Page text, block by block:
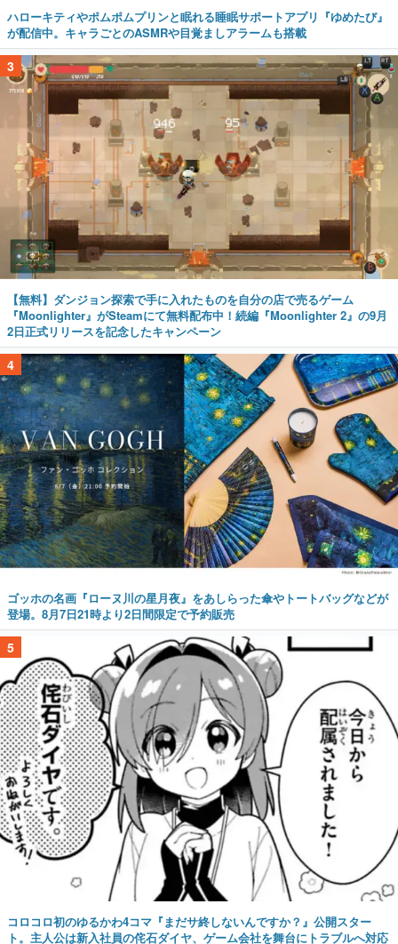
ハローキティやポムポムプリンと眠れる睡眠サポートアプリ『ゆめたび』
が配信中。キャラごとのASMRや目覚ましアラームも搭載
3
【無料】ダンジョン探索で手に入れたものを自分の店で売るゲーム
『Moonlighter』がSteamにて無料配布中！続編『Moonlighter 2』の9月
2日正式リリースを記念したキャンペーン
4
ゴッホの名画『ローヌ川の星月夜』をあしらった傘やトートバッグなどが
登場。8月7日21時より2日間限定で予約販売
5
コロコロ初のゆるかわ4コマ『まだサ終しないんですか？』公開スター
ト。主人公は新入社員の侘石ダイヤ、ゲーム会社を舞台にトラブルへ対応